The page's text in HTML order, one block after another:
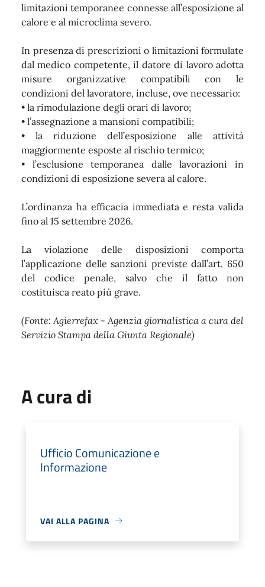
limitazioni temporanee connesse all’esposizione al
calore e al microclima severo.
In presenza di prescrizioni o limitazioni formulate
dal medico competente, il datore di lavoro adotta
misure organizzative compatibili con le
condizioni del lavoratore, incluse, ove necessario:
• la rimodulazione degli orari di lavoro;
• l’assegnazione a mansioni compatibili;
• la riduzione dell’esposizione alle attività
maggiormente esposte al rischio termico;
• l’esclusione temporanea dalle lavorazioni in
condizioni di esposizione severa al calore.
L’ordinanza ha efficacia immediata e resta valida
fino al 15 settembre 2026.
La violazione delle disposizioni comporta
l’applicazione delle sanzioni previste dall’art. 650
del codice penale, salvo che il fatto non
costituisca reato più grave.
(Fonte: Agierrefax - Agenzia giornalistica a cura del
Servizio Stampa della Giunta Regionale)
A cura di
Ufficio Comunicazione e
Informazione
VAI ALLA PAGINA